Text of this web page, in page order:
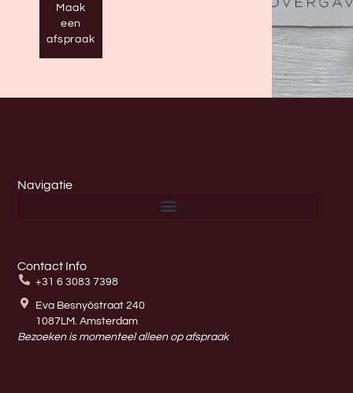
Maak
een
afspraak
Navigatie
Contact Info
+31 6 3083 7398
Eva Besnyöstraat 240
1087LM. Amsterdam
Bezoeken is momenteel alleen op afspraak